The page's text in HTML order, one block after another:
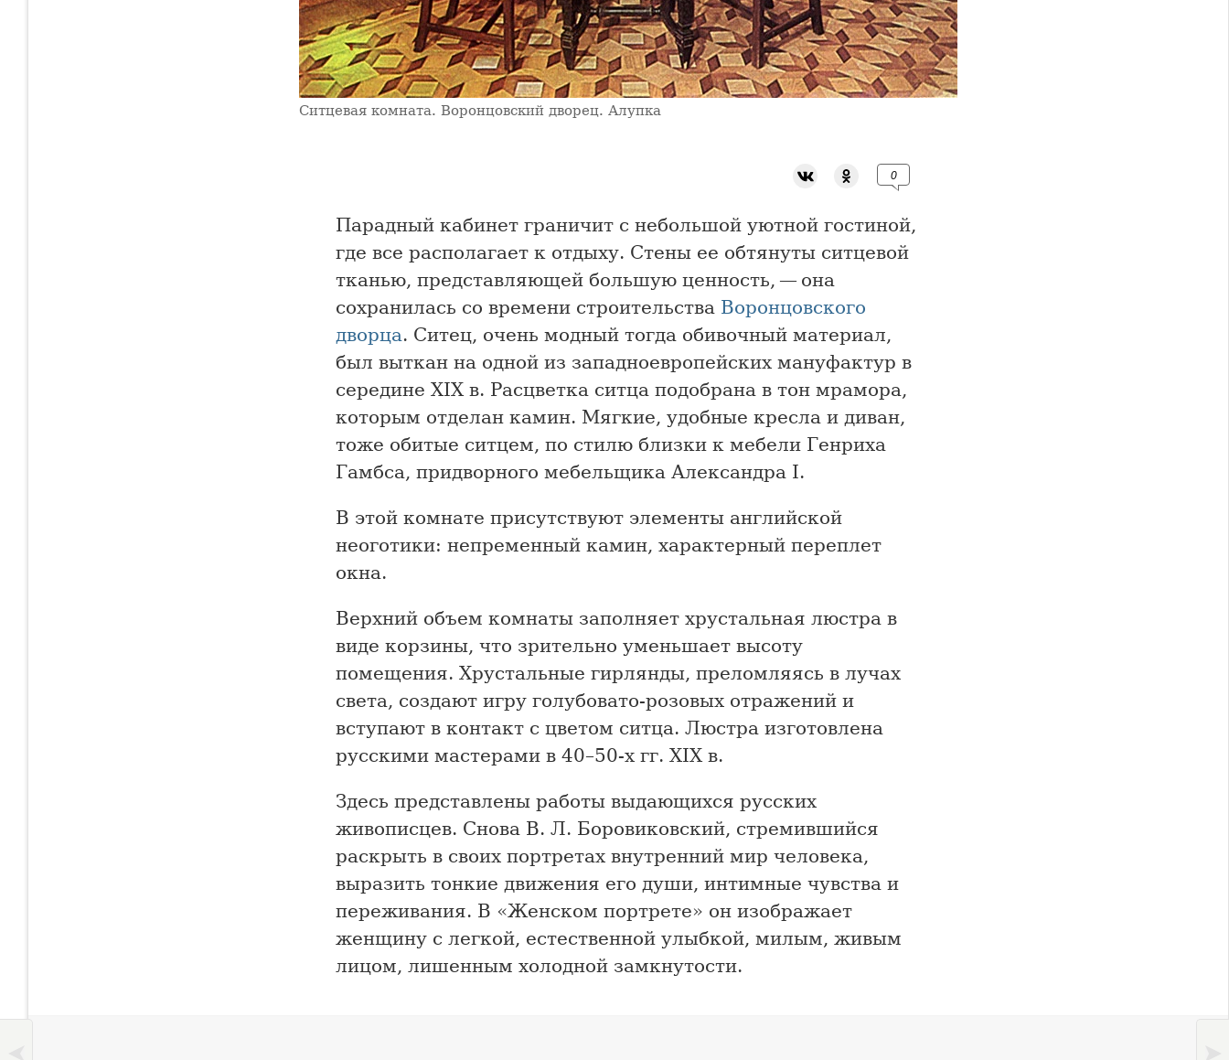
Ситцевая комната. Воронцовский дворец. Алупка
0
Парадный кабинет граничит с небольшой уютной гостиной,
где все располагает к отдыху. Стены ее обтянуты ситцевой
тканью, представляющей большую ценность, — она
сохранилась со времени строительства Воронцовского
дворца. Ситец, очень модный тогда обивочный материал,
был выткан на одной из западноевропейских мануфактур в
середине XIX в. Расцветка ситца подобрана в тон мрамора,
которым отделан камин. Мягкие, удобные кресла и диван,
тоже обитые ситцем, по стилю близки к мебели Генриха
Гамбса, придворного мебельщика Александра I.
В этой комнате присутствуют элементы английской
неоготики: непременный камин, характерный переплет
окна.
Верхний объем комнаты заполняет хрустальная люстра в
виде корзины, что зрительно уменьшает высоту
помещения. Хрустальные гирлянды, преломляясь в лучах
света, создают игру голубовато-розовых отражений и
вступают в контакт с цветом ситца. Люстра изготовлена
русскими мастерами в 40–50-х гг. XIX в.
Здесь представлены работы выдающихся русских
живописцев. Снова В. Л. Боровиковский, стремившийся
раскрыть в своих портретах внутренний мир человека,
выразить тонкие движения его души, интимные чувства и
переживания. В «Женском портрете» он изображает
женщину с легкой, естественной улыбкой, милым, живым
лицом, лишенным холодной замкнутости.